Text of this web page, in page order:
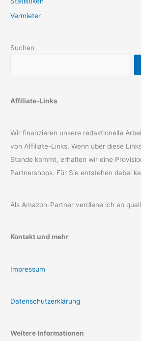
Vermieter
Suchen
Affiliate-Links
Wir finanzieren unsere redaktionelle
von Affiliate-Links. Wenn über diese
Stande kommt, erhalten wir eine
Partnershops. Für Sie entstehen dabei
Als Amazon-Partner verdiene ich an
Kontakt und mehr
Impressum
Datenschutzerklärung
Weitere Informationen